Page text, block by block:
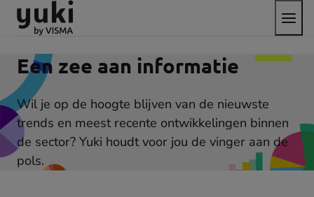
Direct
naar
content
Direct
naar
footer
Ga
naar
homepage
het
menu
Een zee aan informatie
Wil je op de hoogte blijven van de nieuwste
trends en meest recente ontwikkelingen binnen
de sector? Yuki houdt voor jou de vinger aan de
pols.